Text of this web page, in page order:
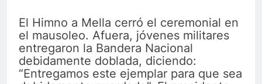
El Himno a Mella cerró el ceremonial en
el mausoleo. Afuera, jóvenes militares
entregaron la Bandera Nacional
debidamente doblada, diciendo:
“Entregamos este ejemplar para que sea